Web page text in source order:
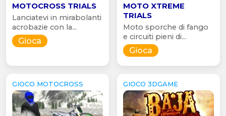
MOTOCROSS TRIALS
Lanciatevi in mirabolanti
acrobazie con la...
Gioca
MOTO XTREME
TRIALS
Moto sporche di fango
e circuiti pieni di...
Gioca
GIOCO MOTOCROSS GIOCO 3DGAME